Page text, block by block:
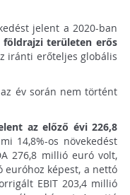
jelent a 2020-ban
földrajzi területen erős
iránti erőteljes globális
év során nem történt
az előző évi 226,8
14,8%-os növekedést
276,8 millió euró volt,
euróhoz képest, a nettó
EBIT 203,4 millió